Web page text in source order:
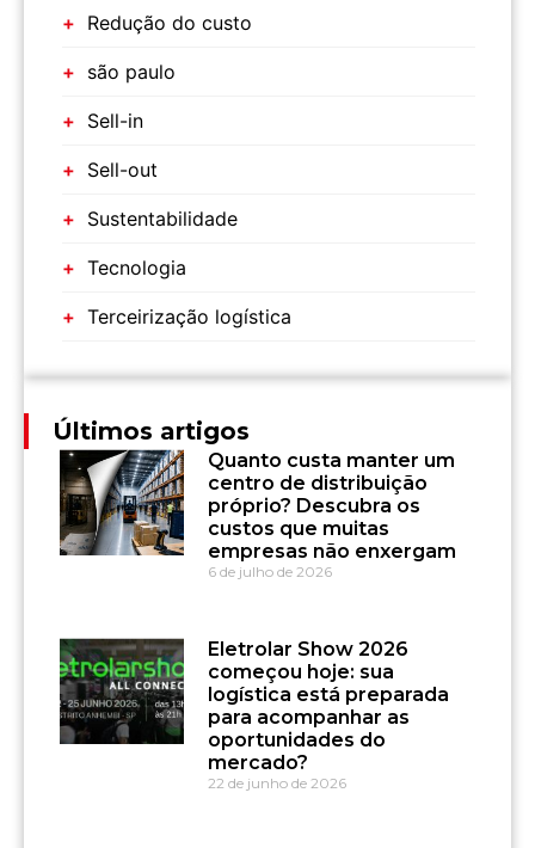
Redução do custo
são paulo
Sell-in
Sell-out
Sustentabilidade
Tecnologia
Terceirização logística
Últimos artigos
Quanto custa manter um
centro de distribuição
próprio? Descubra os
custos que muitas
empresas não enxergam
6 de julho de 2026
Eletrolar Show 2026
começou hoje: sua
logística está preparada
para acompanhar as
oportunidades do
mercado?
22 de junho de 2026